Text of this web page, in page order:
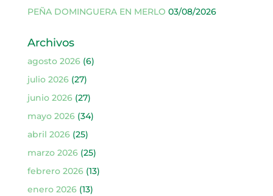
PEÑA DOMINGUERA EN MERLO 03/08/2026
Archivos
agosto 2026(6)
julio 2026(27)
junio 2026(27)
mayo 2026(34)
abril 2026(25)
marzo 2026(25)
febrero 2026(13)
enero 2026(13)